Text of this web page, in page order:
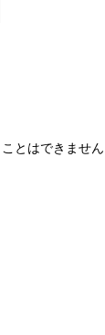
とはできません